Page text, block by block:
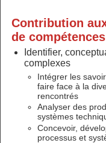
Contribution
de
Identifier,
complexes
Intégrer les
faire face à la
rencontrés
Analyser des
systèmes
Concevoir,
processus et